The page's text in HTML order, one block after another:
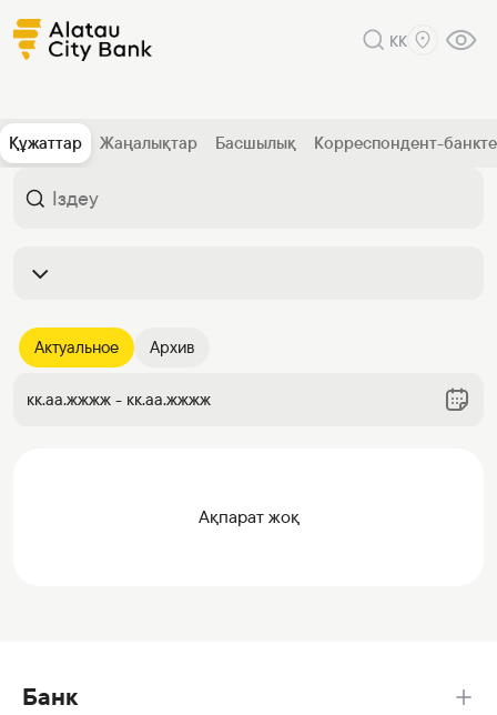
KK
Құжаттар Жаңалықтар Басшылық Корреспондент-
Актуальное Архив
кк.аа.жжжж - кк.аа.жжжж
Ақпарат жоқ
Банк